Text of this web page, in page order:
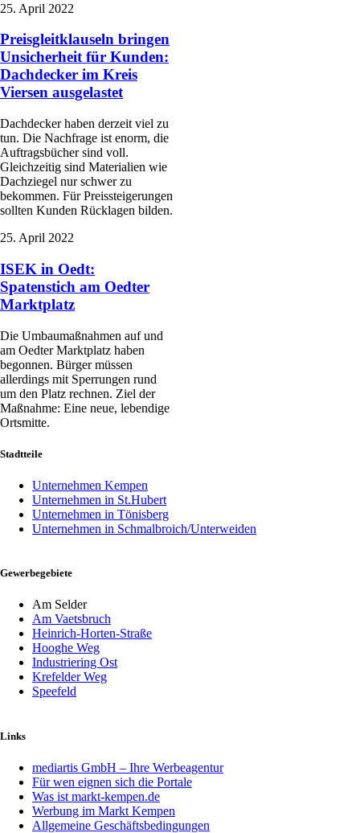
25. April 2022
Preisgleitklauseln bringen
Unsicherheit für Kunden:
Dachdecker im Kreis
Viersen ausgelastet
Dachdecker haben derzeit viel zu
tun. Die Nachfrage ist enorm, die
Auftragsbücher sind voll.
Gleichzeitig sind Materialien wie
Dachziegel nur schwer zu
bekommen. Für Preissteigerungen
sollten Kunden Rücklagen bilden.
25. April 2022
ISEK in Oedt:
Spatenstich am Oedter
Marktplatz
Die Umbaumaßnahmen auf und
am Oedter Marktplatz haben
begonnen. Bürger müssen
allerdings mit Sperrungen rund
um den Platz rechnen. Ziel der
Maßnahme: Eine neue, lebendige
Ortsmitte.
Stadtteile
Unternehmen Kempen
Unternehmen in St.Hubert
Unternehmen in Tönisberg
Unternehmen in Schmalbroich/Unterweiden
Gewerbegebiete
Am Selder
Am Vaetsbruch
Heinrich-Horten-Straße
Hooghe Weg
Industriering Ost
Krefelder Weg
Speefeld
Links
mediartis GmbH – Ihre Werbeagentur
Für wen eignen sich die Portale
Was ist markt-kempen.de
Werbung im Markt Kempen
Allgemeine Geschäftsbedingungen